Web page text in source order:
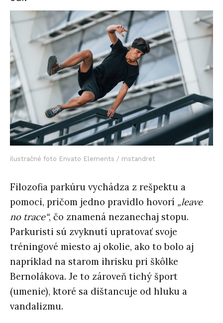
ilustračné foto Envato Elements / mstandret
Filozofia parkúru vychádza z rešpektu a
pomoci, pričom jedno pravidlo hovorí „leave
no trace“, čo znamená nezanechaj stopu.
Parkuristi sú zvyknutí upratovať svoje
tréningové miesto aj okolie, ako to bolo aj
napríklad na starom ihrisku pri škôlke
Bernolákova. Je to zároveň tichý šport
(umenie), ktoré sa dištancuje od hluku a
vandalizmu.